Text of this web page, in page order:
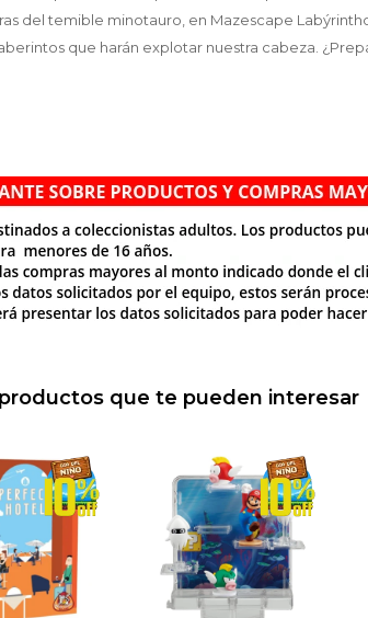
del temible minotauro, en Mazescape
que harán explotar nuestra cabeza.
que te pueden interesar